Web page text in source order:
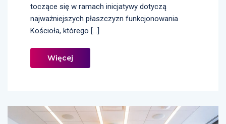
toczące się w ramach inicjatywy dotyczą
najważniejszych płaszczyzn funkcjonowania
Kościoła, którego […]
Więcej